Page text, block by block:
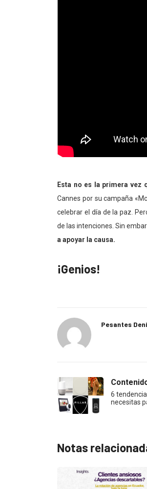
Esta no es la primera vez
Cannes por su campaña
celebrar el día de la paz.
de las intenciones. Sin
a apoyar la causa.
¡Genios!
Pesantes
6
necesitas
Notas